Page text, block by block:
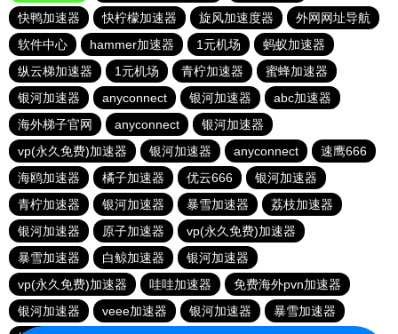
快鸭加速器
快柠檬加速器 旋风加速度器
外网网址导航
软件中心
hammer加速器 1元机场
蚂蚁加速器
纵云梯加速器
1元机场 青柠加速器
蜜蜂加速器
银河加速器
anyconnect 银河加速器
abc加速器
海外梯子官网
anyconnect
银河加速器
vp(永久免费)加速器
银河加速器 anyconnect
速鹰666
海鸥加速器
橘子加速器 优云666
银河加速器
青柠加速器
银河加速器 暴雪加速器
荔枝加速器
银河加速器
原子加速器
vp(永久免费)加速器
暴雪加速器
白鲸加速器
银河加速器
vp(永久免费)加速器
哇哇加速器
免费海外pvn加速器
银河加速器
veee加速器 银河加速器
暴雪加速器